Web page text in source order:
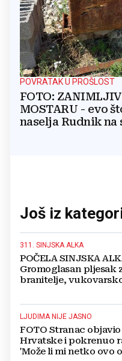
POVRATAK U PROŠLOST
FOTO:
MOSTARU - evo
naselja Rudnik na
Još iz
311. SINJSKA ALKA
POČELA SINJSKA
Gromoglasan pljesak
branitelje,
LJUDIMA NIJE JASNO
FOTO Stranac
Hrvatske i pokrenuo
'Može li mi netko ovo